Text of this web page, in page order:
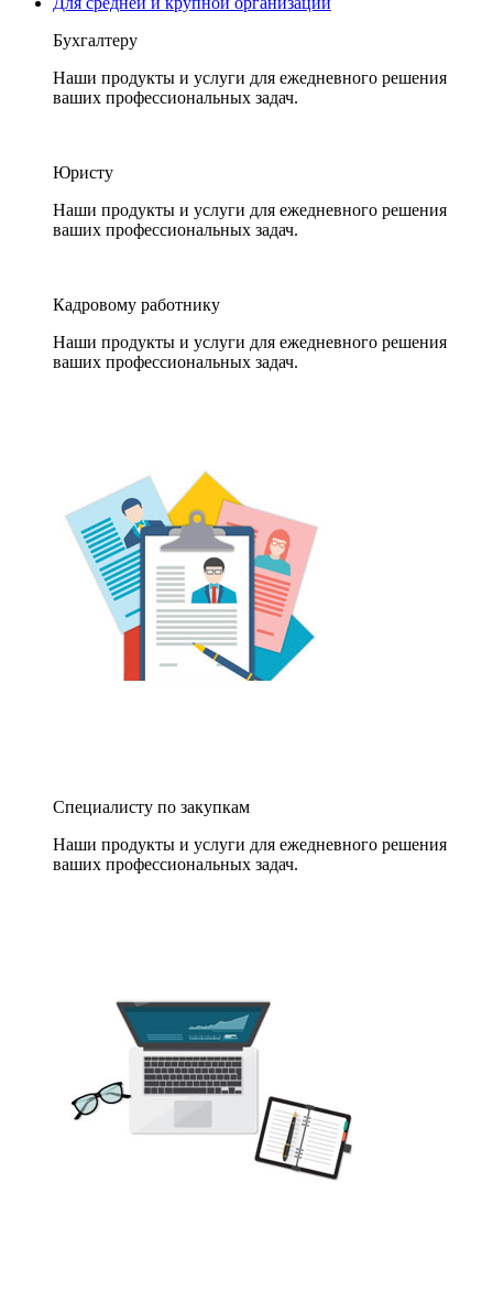
Бухгалтеру
Наши продукты и услуги для ежедневного решения
ваших профессиональных задач.
Юристу
Наши продукты и услуги для ежедневного решения
ваших профессиональных задач.
Кадровому работнику
Наши продукты и услуги для ежедневного решения
ваших профессиональных задач.
Специалисту по закупкам
Наши продукты и услуги для ежедневного решения
ваших профессиональных задач.